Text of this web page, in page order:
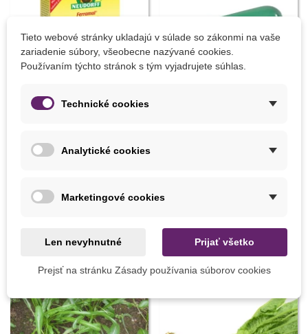
8,07 € 12,48 €
8 INÝCH PRODUKTOV V TEJ ISTEJ KATEGÓRII:
Tieto webové stránky ukladajú v súlade so zákonmi na vaše
zariadenie súbory, všeobecne nazývané cookies.
Používaním týchto stránok s tým vyjadrujete súhlas.
Technické cookies
Analytické cookies
Marketingové cookies
Len nevyhnutné Prijať všetko
Prejsť na stránku Zásady používania súborov cookies